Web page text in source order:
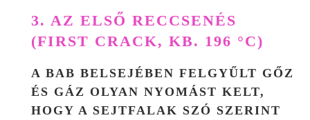
3. AZ ELSŐ RECCSENÉS
(FIRST CRACK, KB. 196 °C)
A BAB BELSEJÉBEN FELGYŰLT GŐZ
ÉS GÁZ OLYAN NYOMÁST KELT,
HOGY A SEJTFALAK SZÓ SZERINT